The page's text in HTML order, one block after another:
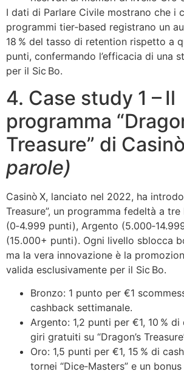
I dati di Parlare Civile mostrano che i
programmi tier‑based registrano un
18 % del tasso di retention rispetto a
punti, confermando l’efficacia di una
per il Sic Bo.
4. Case study 1 – Il
programma
Treasure” di
parole)
Casinò X, lanciato nel 2022, ha
Treasure”, un programma fedeltà a
(0‑4.999 punti), Argento
(15.000+ punti). Ogni livello sblocca
ma la vera innovazione è la
valida esclusivamente per il Sic Bo.
Bronzo: 1 punto per €1
cashback settimanale.
Argento: 1,2 punti per €1, 10 %
giri gratuiti su “Dragon’s
Oro: 1,5 punti per €1, 15 % di
tornei “Dice‑Masters” e un